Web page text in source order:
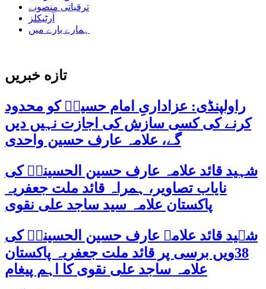
ترقیاتی منصوبے
آرٹیکلز
ہمارے بارے میں
تازه خبریں
راولپنڈی: عزاداریِ امام حسینؑ کو محدود
کرنے کی کسی سازش کی اجازت نہیں دیں
گے، علامہ عارف حسین واحدی
شہید قائد علامہ عارف حسین الحسینیؒ کی
نایاب تصاویر، ہمراہ قائد ملت جعفریہ
پاکستان علامہ سید ساجد علی نقوی
شہید قائد علامہ عارف حسین الحسینیؒ کی
38ویں برسی پر قائد ملت جعفریہ پاکستان
علامہ ساجد علی نقوی کا اہم پیغام